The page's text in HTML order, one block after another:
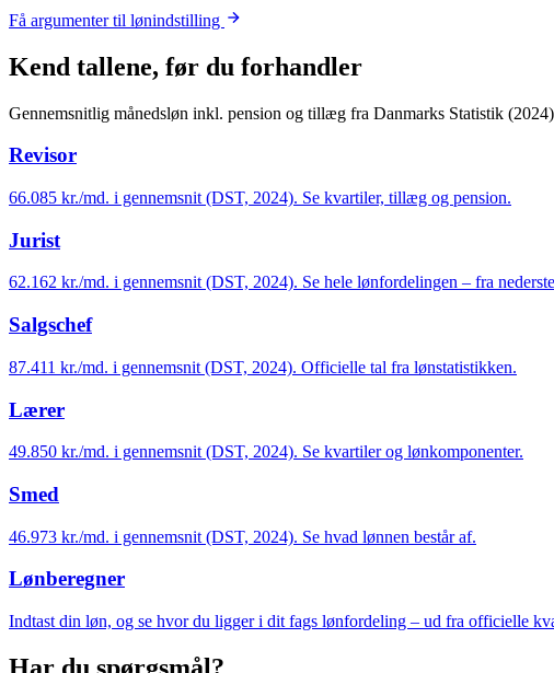
Få argumenter til lønindstilling
Kend tallene, før du forhandler
Gennemsnitlig månedsløn inkl. pension og tillæg fra Danmarks Statistik
Revisor
66.085 kr./md. i gennemsnit (DST, 2024). Se kvartiler, tillæg og pension.
Jurist
62.162 kr./md. i gennemsnit (DST, 2024). Se hele lønfordelingen – fra
Salgschef
87.411 kr./md. i gennemsnit (DST, 2024). Officielle tal fra lønstatistikken.
Lærer
49.850 kr./md. i gennemsnit (DST, 2024). Se kvartiler og lønkomponenter.
Smed
46.973 kr./md. i gennemsnit (DST, 2024). Se hvad lønnen består af.
Lønberegner
Indtast din løn, og se hvor du ligger i dit fags lønfordeling – ud fra officielle